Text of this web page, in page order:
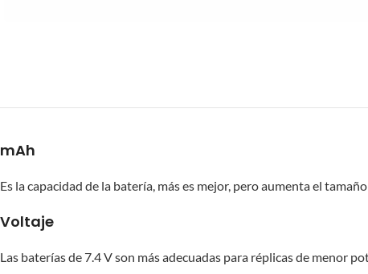
mAh
Es la capacidad de la batería, más es mejor, pero aumenta el
Voltaje
Las baterías de 7.4 V son más adecuadas para réplicas de menor